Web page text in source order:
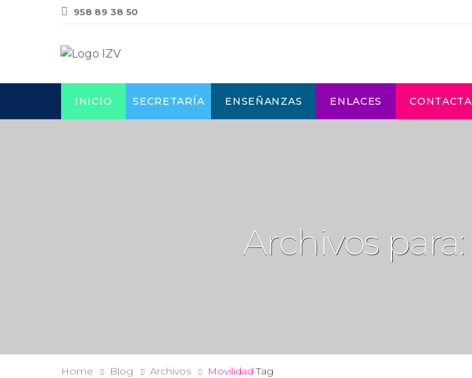
958 89 38 50
INICIO SECRETARÍA ENSEÑANZAS ENLACES CONTACTA
Archivos para:
Home Blog Archivos Movilidad Tag